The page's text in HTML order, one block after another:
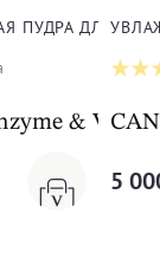
ПУДРА ДЛЯ
&
5